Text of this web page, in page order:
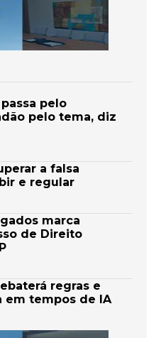
pelo
pelo tema, diz
a falsa
e regular
marca
de Direito
regras e
em tempos de IA